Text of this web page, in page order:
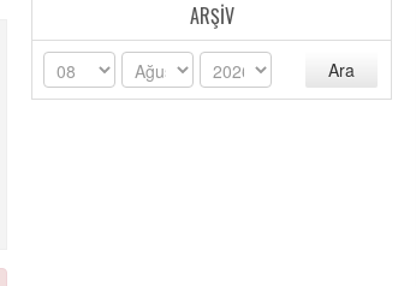
ARŞIV
Ara